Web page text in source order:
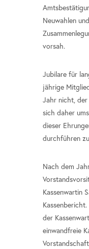
Neuwahlen
vorsah.
Jubilare für
jährige
Jahr nicht,
sich daher
dieser
durchführen
Nach dem
Kassenwartin
der
einwandfreie